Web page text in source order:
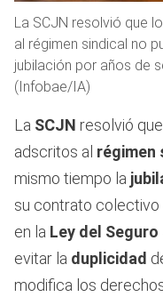
La SCJN resolvió que
al régimen sindical no
jubilación por años de
(Infobae/IA)
La SCJN resolvió
adscritos al régimen
mismo tiempo la
su contrato colectivo
en la Ley del Seguro
evitar la duplicidad
modifica los